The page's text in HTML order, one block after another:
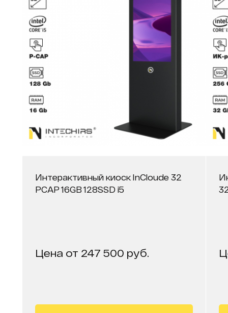
Интерактивный киоск InCloude 32
PCAP 16GB 128SSD i5
Цена от 247 500 руб.